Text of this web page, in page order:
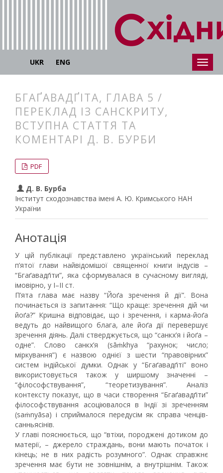
UKR ENG
БГАҐАВАДҐІТА, ГЛАВА 5 /
ПЕРЕКЛАД ІЗ САНСКРИТУ,
ВСТУПНА СТАТТЯ ТА
КОМЕНТАРІ Д. В. БУРБИ
PDF
Д. В. Бурба
Інститут сходознавства імені А. Ю. Кримського НАН
України
Анотація
У цій публікації представлено український переклад
п’ятої глави найвідомішої священної книги індусів –
“Бгаґавадґіти”, яка сформувалася в сучасному вигляді,
імовірно, у I–II ст.
П’ята глава має назву “Йоґа зречення й дії”. Вона
починається із запитання: “Що краще: зречення дій чи
йоґа?” Кришна відповідає, що і зречення, і карма-йоґа
ведуть до найвищого блага, але йоґа дії перевершує
зречення діянь. Далі стверджується, що “санкх’я і йоґа –
одне”. Слово санкх’я (sāṁkhya “рахунок; число;
міркування”) є назвою однієї з шести “правовірних”
систем індійської думки. Однак у “Бгаґавадґіті” воно
використовується також у ширшому значенні –
“філософствування”, “теоретизування”. Аналіз
контексту показує, що в часи створення “Бгаґавадґіти”
філософствування асоціювалося в Індії зі зреченням
(saṁnyāsa) і сприймалося передусім як справа ченців-
санньясінів.
У главі пояснюється, що “втіхи, породжені дотиком до
матерії, – джерело страждань, вони мають початок і
кінець; не в них радість розумного”. Однак справжнє
зречення має бути не зовнішнім, а внутрішнім. Також